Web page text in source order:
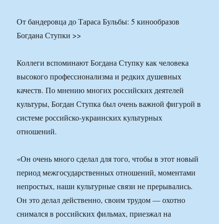
От бандеровца до Тараса Бульбы: 5 кинообразов
Богдана Ступки >>
Коллеги вспоминают Богдана Ступку как человека
высокого профессионализма и редких душевных
качеств. По мнению многих российских деятелей
культуры, Богдан Ступка был очень важной фигурой в
системе российско-украинских культурных
отношений.
«Он очень много сделал для того, чтобы в этот новый
период межгосударственных отношений, моментами
непростых, наши культурные связи не прерывались.
Он это делал действенно, своим трудом — охотно
снимался в российских фильмах, приезжал на